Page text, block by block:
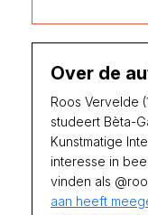
Over de
Roos Vervelde
studeert Bèta-
Kunstmatige
interesse in
vinden als
aan heeft